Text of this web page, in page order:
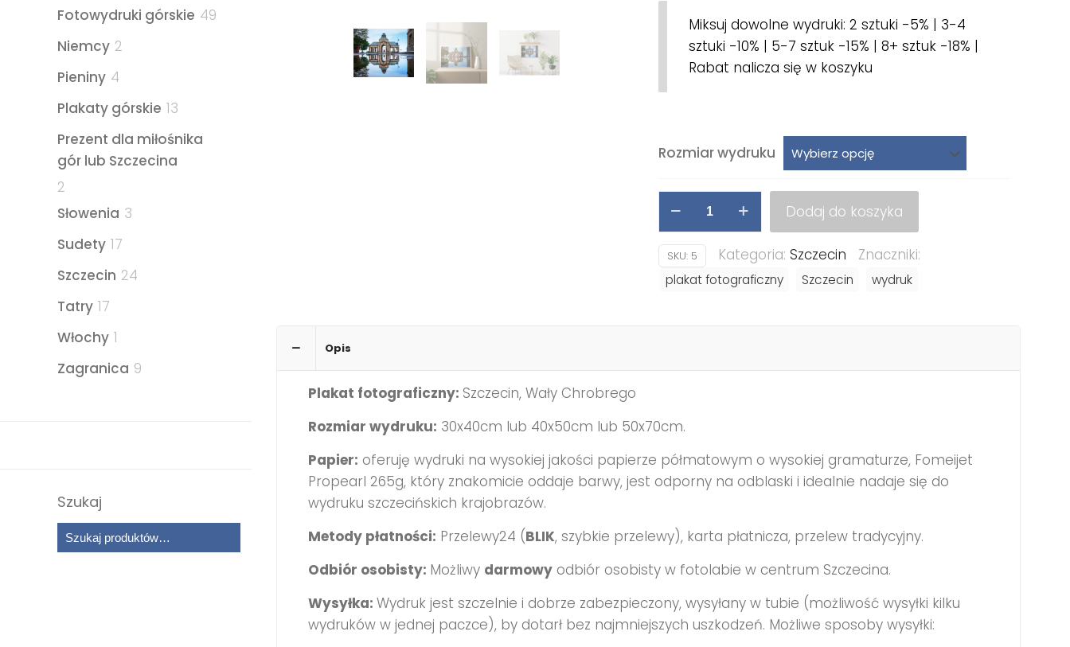
Miksuj dowolne wydruki: 2 sztuki -5% | 3-4
sztuki -10% | 5-7 sztuk -15% | 8+ sztuk -18% |
Rabat nalicza się w koszyku
Rozmiar wydruku
Wydruk
"Szczecińskie
Stranger
Things"
Dodaj do koszyka
SKU: 5 Kategoria: Szczecin Znaczniki:
plakat fotograficzny Szczecin wydruk
Opis
Plakat fotograficzny: Szczecin, Wały Chrobrego
Rozmiar wydruku: 30x40cm lub 40x50cm lub 50x70cm.
Papier: oferuję wydruki na wysokiej jakości papierze półmatowym o wysokiej gramaturze, Fomeijet
Propearl 265g, który znakomicie oddaje barwy, jest odporny na odblaski i idealnie nadaje się do
wydruku szczecińskich krajobrazów.
Metody płatności: Przelewy24 (BLIK, szybkie przelewy), karta płatnicza, przelew tradycyjny.
Odbiór osobisty: Możliwy darmowyodbiór osobisty w fotolabie w centrum Szczecina.
Wysyłka: Wydruk jest szczelnie i dobrze zabezpieczony, wysyłany w tubie (możliwość wysyłki kilku
wydruków w jednej paczce), by dotarł bez najmniejszych uszkodzeń. Możliwe sposoby wysyłki:
produkty
Fotowydruki górskie 49
Niemcy 2
Pieniny 4
produkty
Plakaty górskie 13
produktów
Prezent dla miłośnika
gór lub Szczecina
2
produkty
Słowenia 3
Sudety 17
produktów
Szczecin 24
Tatry 17
produktów
Włochy 1
produkt
Zagranica 9
Szukaj